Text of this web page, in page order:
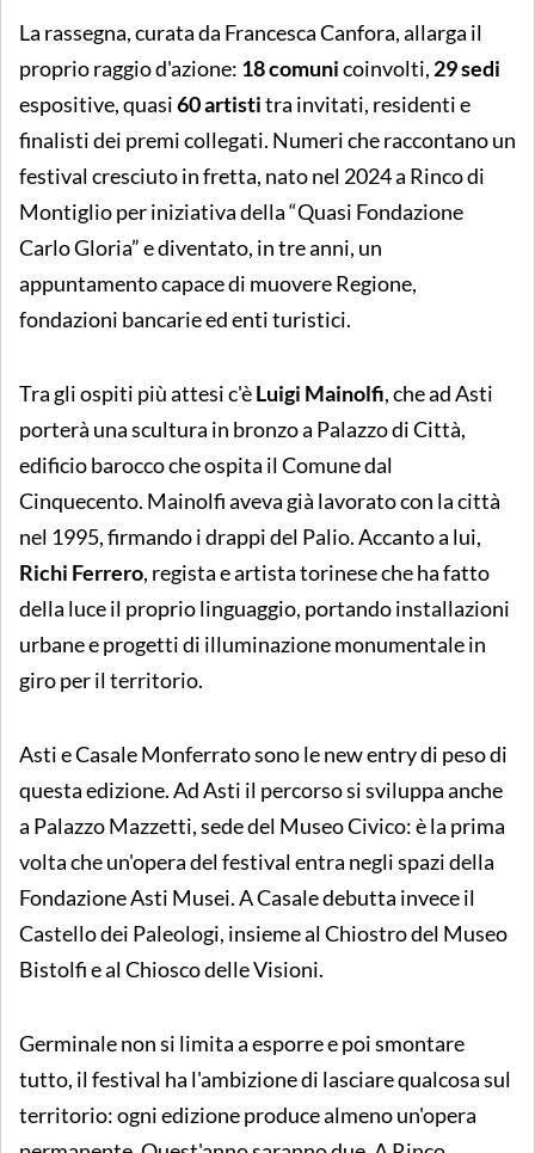
La rassegna, curata da Francesca Canfora, allarga il
proprio raggio d'azione: 18 comunicoinvolti, 29 sedi
espositive, quasi60 artistitra invitati, residenti e
finalisti dei premi collegati. Numeri che raccontano un
festival cresciuto in fretta, nato nel 2024 a Rinco di
Montiglio per iniziativa della “Quasi Fondazione
Carlo Gloria” e diventato, in tre anni, un
appuntamento capace di muovere Regione,
fondazioni bancarie ed enti turistici.
Tra gli ospiti più attesi c'èLuigi Mainolfi, che ad Asti
porterà una scultura in bronzo a Palazzo di Città,
edificio barocco che ospita il Comune dal
Cinquecento. Mainolfi aveva già lavorato con la città
nel 1995, firmando i drappi del Palio. Accanto a lui,
Richi Ferrero, regista e artista torinese che ha fatto
della luce il proprio linguaggio, portando installazioni
urbane e progetti di illuminazione monumentale in
giro per il territorio.
Asti e Casale Monferrato sono le new entry di peso di
questa edizione. Ad Asti il percorso si sviluppa anche
a Palazzo Mazzetti, sede del Museo Civico: è la prima
volta che un'opera del festival entra negli spazi della
Fondazione Asti Musei. A Casale debutta invece il
Castello dei Paleologi, insieme al Chiostro del Museo
Bistolfi e al Chiosco delle Visioni.
Germinale non si limita a esporre e poi smontare
tutto, il festival ha l'ambizione di lasciare qualcosa sul
territorio: ogni edizione produce almeno un'opera